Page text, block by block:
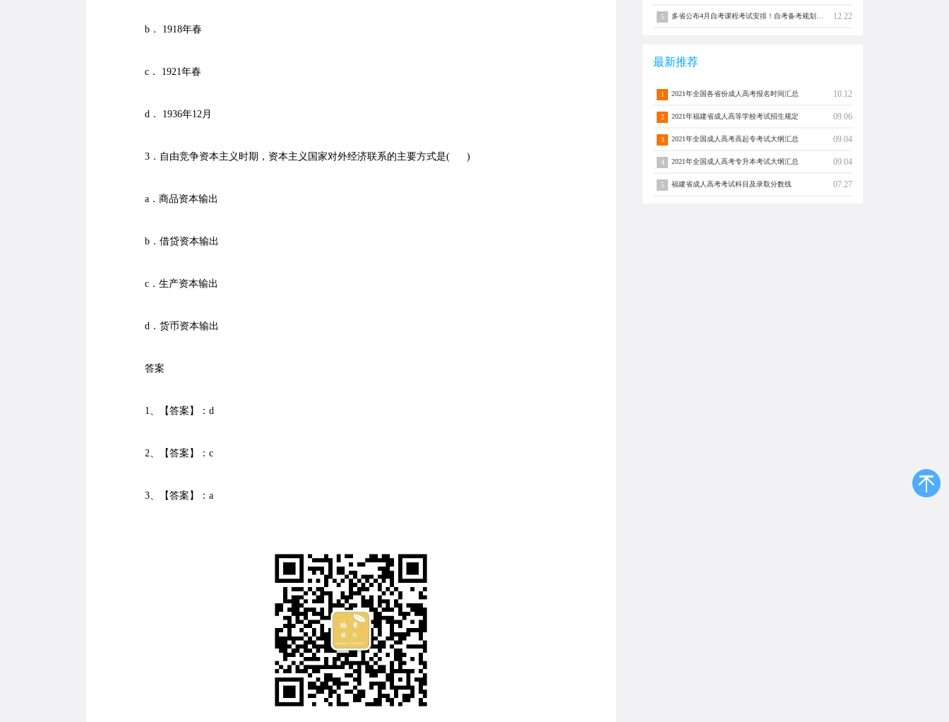
b． 1918年春
c． 1921年春
d． 1936年12月
3．自由竞争资本主义时期，资本主义国家对外经济联系的主要方式是( )
a．商品资本输出
b．借贷资本输出
c．生产资本输出
d．货币资本输出
答案
1、【答案】：d
2、【答案】：c
3、【答案】：a
5 12.22
最新推荐
1 2021年全国各省份成人高考报名时间汇总 10.12
2 2021年福建省成人高等学校考试招生规定 09.06
3 2021年全国成人高考高起专考试大纲汇总 09.04
4 2021年全国成人高考专升本考试大纲汇总 09.04
5 福建省成人高考考试科目及录取分数线 07.27